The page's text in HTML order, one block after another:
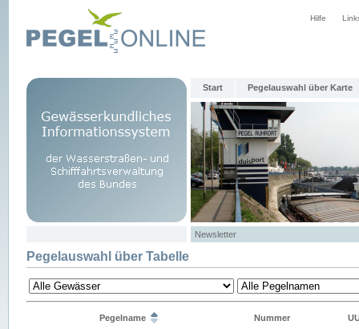
Hilfe
Start Pegelauswahl über Karte
Newsletter
Pegelauswahl über Tabelle
Pegelname Nummer